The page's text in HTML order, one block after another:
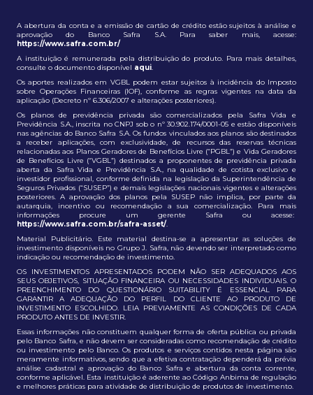
A abertura da conta e a emissão de cartão de crédito estão sujeitos à análise e
aprovação do Banco Safra S.A. Para saber mais, acesse:
https://www.safra.com.br/
A instituição é remunerada pela distribuição do produto. Para mais detalhes,
consulte o documento disponível aqui.
Os aportes realizados em VGBL podem estar sujeitos à incidência do Imposto
sobre Operações Financeiras (IOF), conforme as regras vigentes na data da
aplicação (Decreto nº 6.306/2007 e alterações posteriores).
Os planos de previdência privada são comercializados pela Safra Vida e
Previdência S.A., inscrita no CNPJ sob o nº 30.902.174/0001-05 e estão disponíveis
nas agências do Banco Safra S.A. Os fundos vinculados aos planos são destinados
a receber aplicações, com exclusividade, de recursos das reservas técnicas
relacionadas aos Planos Geradores de Benefícios Livre (“PGBL”) e Vida Geradores
de Benefícios Livre (“VGBL”) destinados a proponentes de previdência privada
aberta da Safra Vida e Previdência S.A., na qualidade de cotista exclusivo e
investidor profissional, conforme definida na legislação da Superintendência de
Seguros Privados (“SUSEP”) e demais legislações nacionais vigentes e alterações
posteriores. A aprovação dos planos pela SUSEP não implica, por parte da
autarquia, incentivo ou recomendação a sua comercialização. Para mais
informações procure um gerente Safra ou acesse:
https://www.safra.com.br/safra-asset/.
Material Publicitário. Este material destina-se a apresentar as soluções de
investimento disponíveis no Grupo J. Safra, não devendo ser interpretado como
indicação ou recomendação de investimento.
OS INVESTIMENTOS APRESENTADOS PODEM NÃO SER ADEQUADOS AOS
SEUS OBJETIVOS, SITUAÇÃO FINANCEIRA OU NECESSIDADES INDIVIDUAIS. O
PREENCHIMENTO DO QUESTIONÁRIO SUITABILITY É ESSENCIAL PARA
GARANTIR A ADEQUAÇÃO DO PERFIL DO CLIENTE AO PRODUTO DE
INVESTIMENTO ESCOLHIDO. LEIA PREVIAMENTE AS CONDIÇÕES DE CADA
PRODUTO ANTES DE INVESTIR.
Essas informações não constituem qualquer forma de oferta pública ou privada
pelo Banco Safra, e não devem ser consideradas como recomendação de crédito
ou investimento pelo Banco. Os produtos e serviços contidos nesta página são
meramente informativos, sendo que a efetiva contratação dependerá da prévia
análise cadastral e aprovação do Banco Safra e abertura da conta corrente,
conforme aplicável. Esta instituição é aderente ao Código Anbima de regulação
e melhores práticas para atividade de distribuição de produtos de investimento.